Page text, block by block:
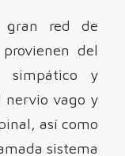
red de
del
simpático y
nervio vago y
así como
sistema